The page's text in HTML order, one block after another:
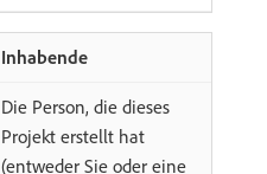
Inhabende
Die Person, die dieses
Projekt erstellt hat
(entweder Sie oder eine